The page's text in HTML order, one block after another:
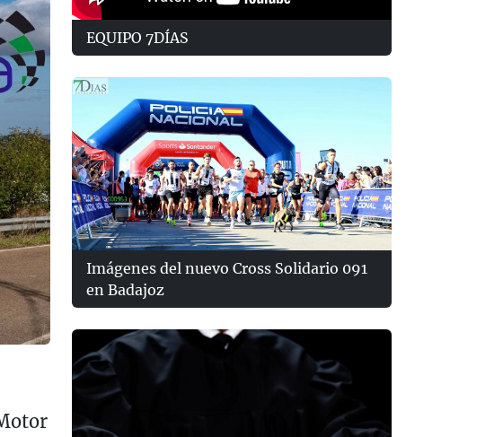
EQUIPO 7DÍAS
Imágenes del nuevo Cross Solidario 091
en Badajoz